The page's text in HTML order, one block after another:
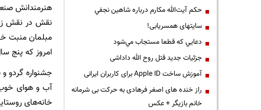
هنرمندانش
نقش در نقش
امروز که پنج
جشنواره گردو
آب و هوای
خانه‌های
حكم آيت‌الله مكارم درباره شاهين نجفي
سایتهای همسریابی!
دعايي كه قطعا مستجاب مي‌شود
جزئیات جدید قتل روح الله داداشی
آموزش ساخت Apple ID برای کاربران ایرانی
راز خنده های اصغر فرهادی به حرکت بی شرمانه
خانم بازیگر + عکس